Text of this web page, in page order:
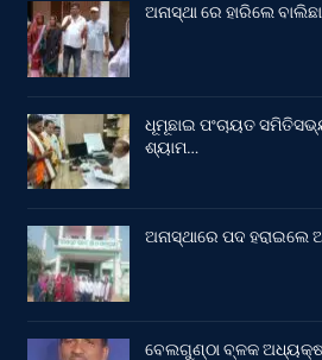
ଅନାସ୍ଥା ରେ ହାରିଲେ
ଧୂମୂଛାଇ ପଂଚାୟତ
ଶ୍ୟାମ…
ଅନାସ୍ଥାରେ ପଦ
ବେଲଗୁଣ୍ଠା ବ୍ଳକ ଅଧ୍ୟକ୍ଷ